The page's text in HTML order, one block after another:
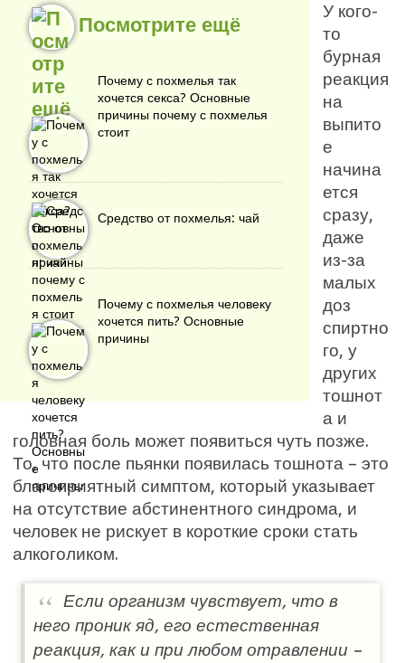
Посмотрите ещё
Почему с похмелья так
хочется секса? Основные
причины почему с похмелья
стоит
Средство от похмелья: чай
Почему с похмелья человеку
хочется пить? Основные
причины
У кого-
то
бурная
реакция
на
выпито
е
начина
ется
сразу,
даже
из-за
малых
доз
спиртно
го, у
других
тошнот
а и
головная боль может появиться чуть позже.
То, что после пьянки появилась тошнота – это
благоприятный симптом, который указывает
на отсутствие абстинентного синдрома, и
человек не рискует в короткие сроки стать
алкоголиком.
Если организм чувствует, что в
него проник яд, его естественная
реакция, как и при любом отравлении –